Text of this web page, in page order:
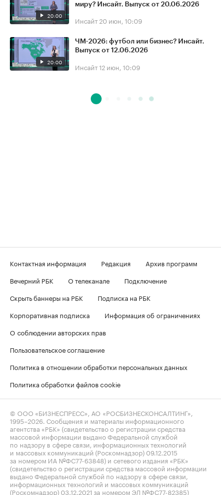
20:00
миру? Инсайт. Выпуск от 20.06.2026
Инсайт 20 июн, 10:09
20:00
ЧМ-2026: футбол или бизнес? Инсайт.
Выпуск от 12.06.2026
Инсайт12 июн, 10:09
Контактная информация Редакция
Архив программ
Вечерний РБК
О телеканале
Подключение
Скрыть баннеры на РБК
Подписка на РБК
Корпоративная подписка
Информация об ограничениях
О соблюдении авторских прав
Пользовательское соглашение
Политика в отношении обработки персональных данных
Политика обработки файлов cookie
© ООО «БИЗНЕСПРЕСС», АО «РОСБИЗНЕСКОНСАЛТИНГ»,
1995–2026. Сообщения и материалы информационного
агентства «РБК» (свидетельство о регистрации средства
массовой информации выдано Федеральной службой
по надзору в сфере связи, информационных технологий
и массовых коммуникаций (Роскомнадзор) 09.12.2015
за номером ИА №ФС77-63848) и сетевого издания «РБК»
(свидетельство о регистрации средства массовой информации
выдано Федеральной службой по надзору в сфере связи,
информационных технологий и массовых коммуникаций
(Роскомнадзор) 03.12.2021 за номером ЭЛ №ФС77-82385)